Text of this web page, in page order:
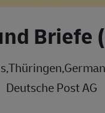
Briefe
Deutsche Post AG